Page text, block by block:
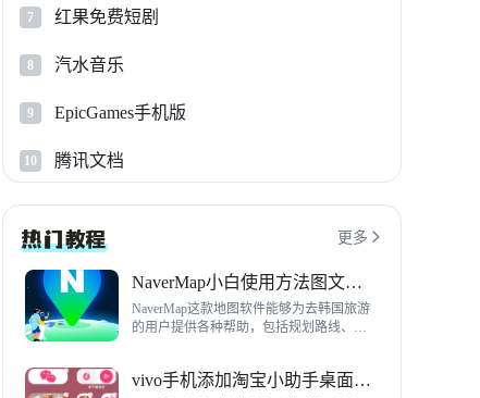
7 红果免费短剧
8 汽水音乐
9 EpicGames手机版
10 腾讯文档
更多 
NaverMap小白使用方法图文教程
NaverMap这款地图软件能够为去韩国旅游
的用户提供各种帮助，包括规划路线、导
教程，希望对各位有帮助。
vivo手机添加淘宝小助手桌面挂件方法